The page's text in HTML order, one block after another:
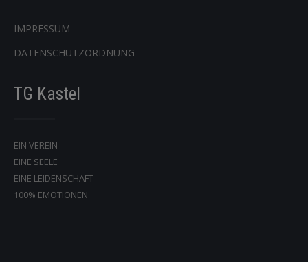
IMPRESSUM
DATENSCHUTZORDNUNG
TG Kastel
EIN VEREIN
EINE SEELE
EINE LEIDENSCHAFT
100% EMOTIONEN